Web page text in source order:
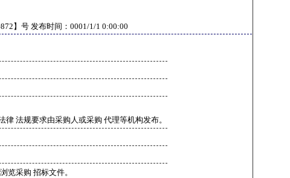
】号 发布时间： 0001/1/1 0:00:00
法规要求由采购人或采购 代理等机构发布。
览采购 招标文件。